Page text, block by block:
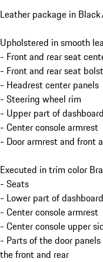
Leather package in
Upholstered in smooth
- Front and rear seat
- Front and rear seat
- Headrest center panels
- Steering wheel rim
- Upper part of dashboard
- Center console armrest
- Door armrest and front
Executed in trim color
- Seats
- Lower part of dashboard
- Center console armrest
- Center console upper
- Parts of the door
the front and rear